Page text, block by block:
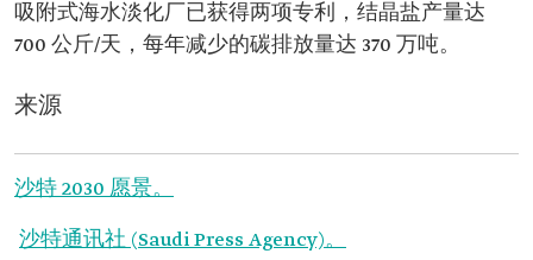
吸附式海水淡化厂已获得两项专利，结晶盐产量达
700 公斤/天，每年减少的碳排放量达 370 万吨。
来源
沙特 2030 愿景。
沙特通讯社 (Saudi Press Agency)。